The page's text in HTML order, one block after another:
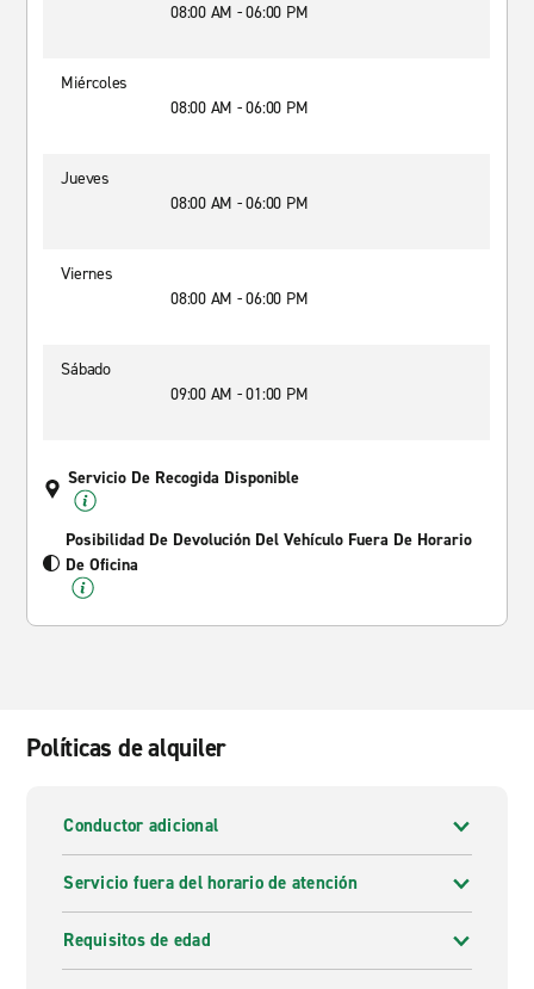
08:00 AM - 06:00 PM
Miércoles
08:00 AM - 06:00 PM
Jueves
08:00 AM - 06:00 PM
Viernes
08:00 AM - 06:00 PM
Sábado
09:00 AM - 01:00 PM
Servicio De Recogida Disponible
Posibilidad De Devolución Del Vehículo Fuera De Horario
De Oficina
Políticas de alquiler
Conductor adicional
Servicio fuera del horario de atención
Requisitos de edad